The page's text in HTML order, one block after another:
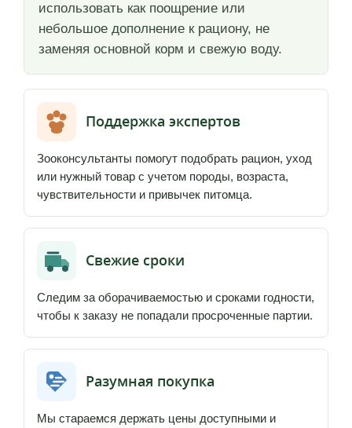
использовать как поощрение или
небольшое дополнение к рациону, не
заменяя основной корм и свежую воду.
Поддержка экспертов
Зооконсультанты помогут подобрать рацион, уход
или нужный товар с учетом породы, возраста,
чувствительности и привычек питомца.
Свежие сроки
Следим за оборачиваемостью и сроками годности,
чтобы к заказу не попадали просроченные партии.
Разумная покупка
Мы стараемся держать цены доступными и